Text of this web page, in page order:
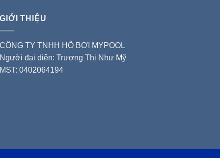
GIỚI THIỆU
CÔNG TY TNHH HỒ BƠI MYPOOL
Người đại diện: Trương Thị Như Mỹ
MST: 0402064194